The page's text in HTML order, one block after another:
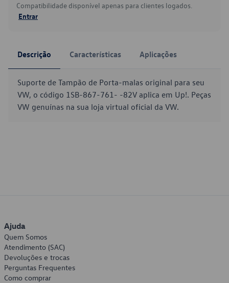
Compatibilidade disponível apenas para clientes logados.
Entrar
Descrição Características Aplicações
Suporte de Tampão de Porta-malas original para seu
VW, o código 1SB-867-761- -82V aplica em Up!. Peças
VW genuínas na sua loja virtual oficial da VW.
Ajuda
Quem Somos
Atendimento (SAC)
Devoluções e trocas
Perguntas Frequentes
Como comprar